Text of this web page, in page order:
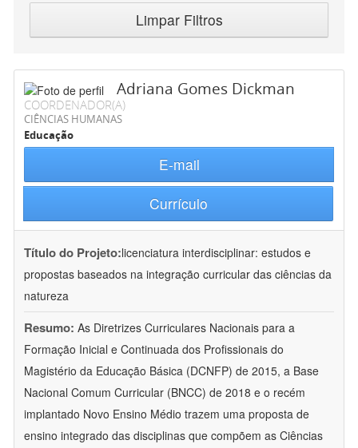
Limpar Filtros
Adriana Gomes Dickman
COORDENADOR(A)
CIÊNCIAS HUMANAS
Educação
E-mail
Currículo
Título do Projeto:licenciatura interdisciplinar: estudos e
propostas baseados na integração curricular das ciências da
natureza
Resumo: As Diretrizes Curriculares Nacionais para a
Formação Inicial e Continuada dos Profissionais do
Magistério da Educação Básica (DCNFP) de 2015, a Base
Nacional Comum Curricular (BNCC) de 2018 e o recém
implantado Novo Ensino Médio trazem uma proposta de
ensino integrado das disciplinas que compõem as Ciências